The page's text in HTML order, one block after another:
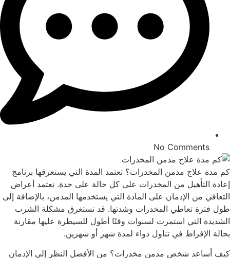
No Comments
كم مدة علاج مدمن المخدرات؟ تعتمد المدة التي يستغرقها برنامج
إعادة التأهيل من المخدرات على كل حالة على حدة. تعتمد أعراض
التعافي من الإدمان على المادة التي يستخدمها المدمن، بالإضافة إلى
طول فترة تعاطي المخدرات وشدتها. قد تستغرق مشكلة الشرب
الشديدة التي استمرت لسنوات وقتًا أطول للسيطرة عليها مقارنة
بحالة الإفراط في تناول دواء لمدة شهر أو شهرين.
كيف أساعد شخص مدمن مخدرات؟ من الأفضل النظر إلى الإدمان